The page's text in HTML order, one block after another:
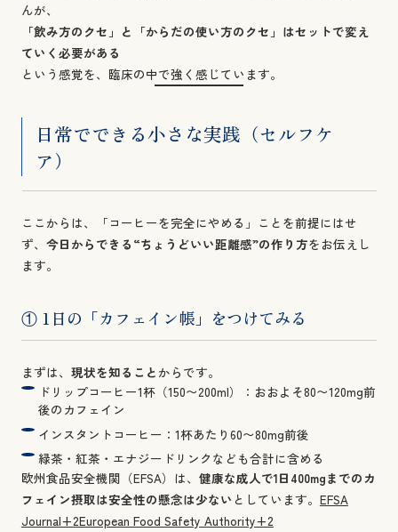
んが、
「飲み方のクセ」と「からだの使い方のクセ」はセットで変え
ていく必要がある
という感覚を、臨床の中で強く感じています。
日常でできる小さな実践（セルフケ
ア）
ここからは、「コーヒーを完全にやめる」ことを前提にはせ
ず、 今日からできる“ちょうどいい距離感”の作り方をお伝えし
ます。
① 1日の「カフェイン帳」をつけてみる
まずは、 現状を知ること からです。
ドリップコーヒー1杯（150〜200ml）：おおよそ80〜120mg前
後のカフェイン
インスタントコーヒー：1杯あたり60〜80mg前後
緑茶・紅茶・エナジードリンクなども合計に含める
欧州食品安全機関（EFSA）は、 健康な成人で1日400mgまでのカ
フェイン摂取は安全性の懸念は少ない としています。 EFSA
Journal+2European Food Safety Authority+2